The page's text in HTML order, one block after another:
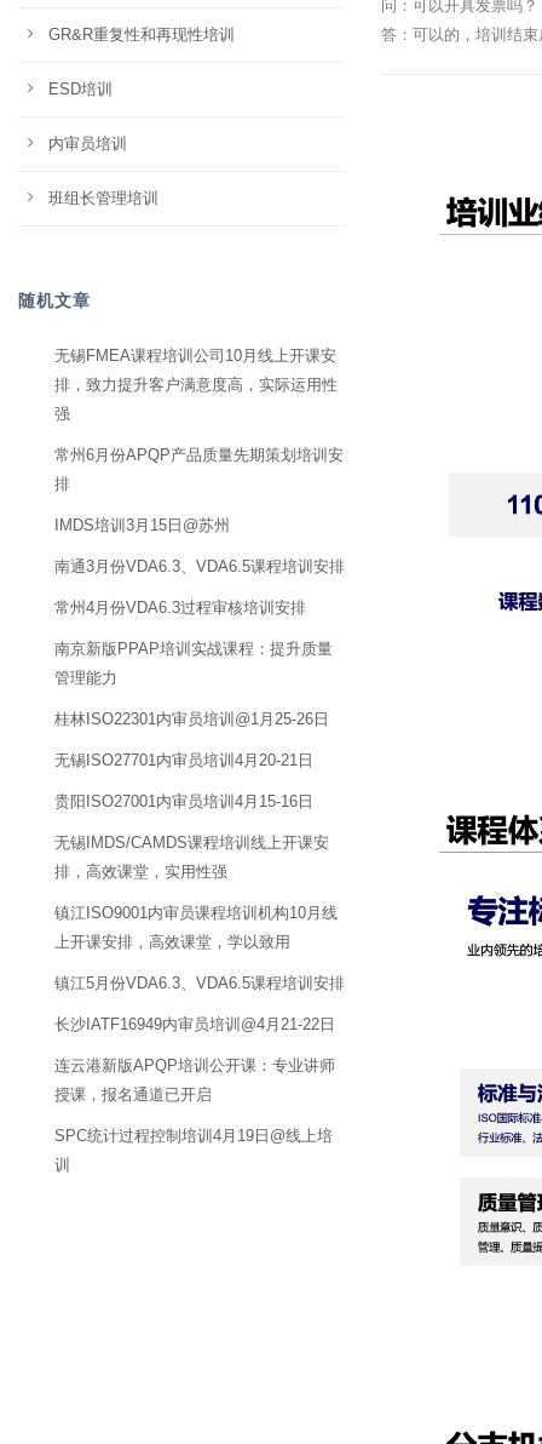
问：可以开具发票吗？
答：可以的，培训结
GR&R重复性和再现性培训
ESD培训
内审员培训
班组长管理培训
随机文章
无锡FMEA课程培训公司10月线上开课安
排，致力提升客户满意度高，实际运用性
强
常州6月份APQP产品质量先期策划培训安
排
IMDS培训3月15日@苏州
南通3月份VDA6.3、VDA6.5课程培训安排
常州4月份VDA6.3过程审核培训安排
南京新版PPAP培训实战课程：提升质量
管理能力
桂林ISO22301内审员培训@1月25-26日
无锡ISO27701内审员培训4月20-21日
贵阳ISO27001内审员培训4月15-16日
无锡IMDS/CAMDS课程培训线上开课安
排，高效课堂，实用性强
镇江ISO9001内审员课程培训机构10月线
上开课安排，高效课堂，学以致用
镇江5月份VDA6.3、VDA6.5课程培训安排
长沙IATF16949内审员培训@4月21-22日
连云港新版APQP培训公开课：专业讲师
授课，报名通道已开启
SPC统计过程控制培训4月19日@线上培
训